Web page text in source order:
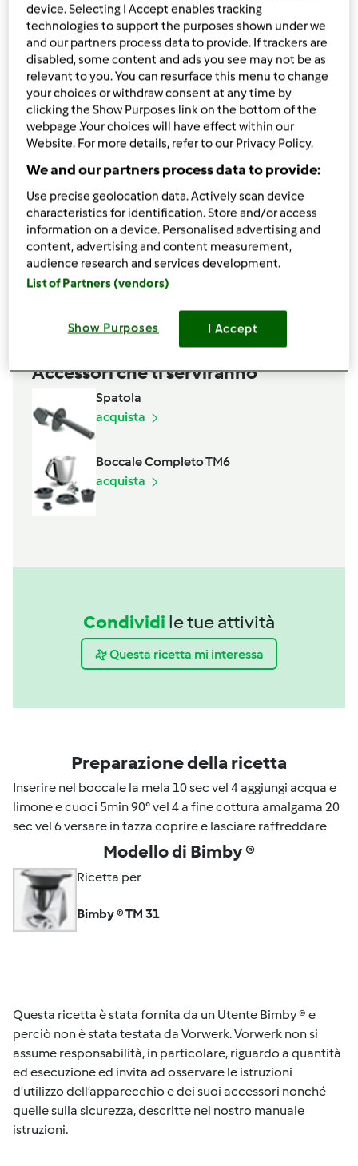
daOspite
published: 26-10-2007
modificata: 11-12-2012
Aggiungi alle mie raccolte
condividi la ricetta
Ingredienti
120 gr mela sbucciata, 75 gr acqua
Accessori che ti serviranno
Spatola
acquista
Boccale Completo TM6
acquista
Condividi le tue attività
Questa ricetta mi interessa
Preparazione della ricetta
Inserire nel boccale la mela 10 sec vel 4 aggiungi acqua e
limone e cuoci 5min 90° vel 4 a fine cottura amalgama 20
sec vel 6 versare in tazza coprire e lasciare raffreddare
Modello di Bimby ®
Ricetta per
Bimby ® TM 31
Questa ricetta è stata fornita da un Utente Bimby ® e
perciò non è stata testata da Vorwerk. Vorwerk non si
assume responsabilità, in particolare, riguardo a quantità
ed esecuzione ed invita ad osservare le istruzioni
d'utilizzo dell’apparecchio e dei suoi accessori nonché
quelle sulla sicurezza, descritte nel nostro manuale
istruzioni.
device. Selecting I Accept enables tracking
technologies to support the purposes shown under we
and our partners process data to provide. If trackers are
disabled, some content and ads you see may not be as
relevant to you. You can resurface this menu to change
your choices or withdraw consent at any time by
clicking the Show Purposes link on the bottom of the
webpage .Your choices will have effect within our
Website. For more details, refer to our Privacy Policy.
We and our partners process data to provide:
Use precise geolocation data. Actively scan device
characteristics for identification. Store and/or access
information on a device. Personalised advertising and
content, advertising and content measurement,
audience research and services development.
List of Partners (vendors)
Show Purposes I Accept